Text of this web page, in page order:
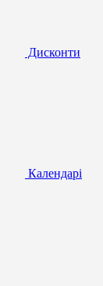
Дисконти
Календарі